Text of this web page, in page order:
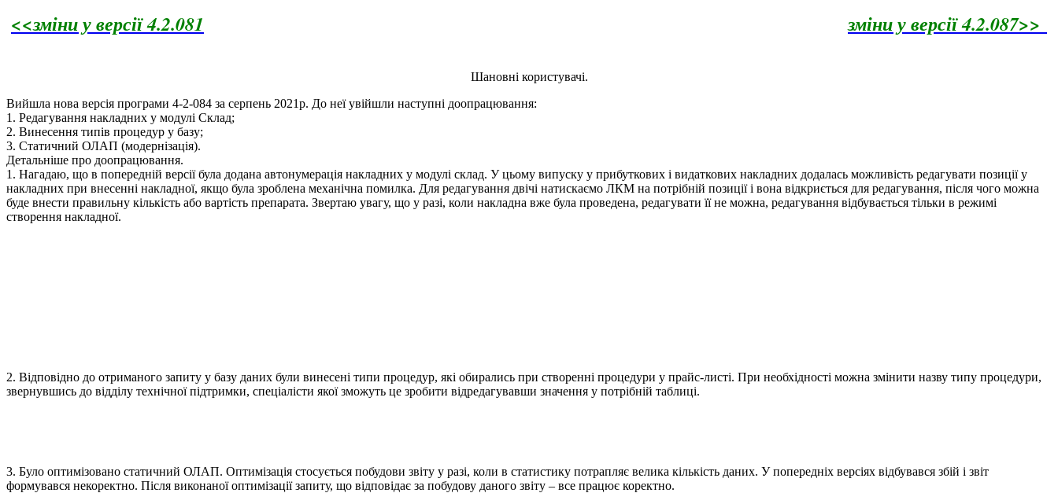
<<зміни у версії 4.2.081 зміни у версії 4.2.087>>
Шановні користувачі.
Вийшла нова версія програми 4-2-084 за серпень 2021р. До неї увійшли наступні доопрацювання:
1. Редагування накладних у модулі Склад;
2. Винесення типів процедур у базу;
3. Статичний ОЛАП (модернізація).
Детальніше про доопрацювання.
1. Нагадаю, що в попередній версії була додана автонумерація накладних у модулі склад. У цьому випуску у прибуткових і видаткових накладних додалась можливість редагувати позиції у
накладних при внесенні накладної, якщо була зроблена механічна помилка. Для редагування двічі натискаємо ЛКМ на потрібній позиції і вона відкриється для редагування, після чого можна
буде внести правильну кількість або вартість препарата. Звертаю увагу, що у разі, коли накладна вже була проведена, редагувати її не можна, редагування відбувається тільки в режимі
створення накладної.
2. Відповідно до отриманого запиту у базу даних були винесені типи процедур, які обирались при створенні процедури у прайс-листі. При необхідності можна змінити назву типу процедури,
звернувшись до відділу технічної підтримки, спеціалісти якої зможуть це зробити відредагувавши значення у потрібній таблиці.
3. Було оптимізовано статичний ОЛАП. Оптимізація стосується побудови звіту у разі, коли в статистику потрапляє велика кількість даних. У попередніх версіях відбувався збій і звіт
формувався некоректно. Після виконаної оптимізації запиту, що відповідає за побудову даного звіту – все працює коректно.